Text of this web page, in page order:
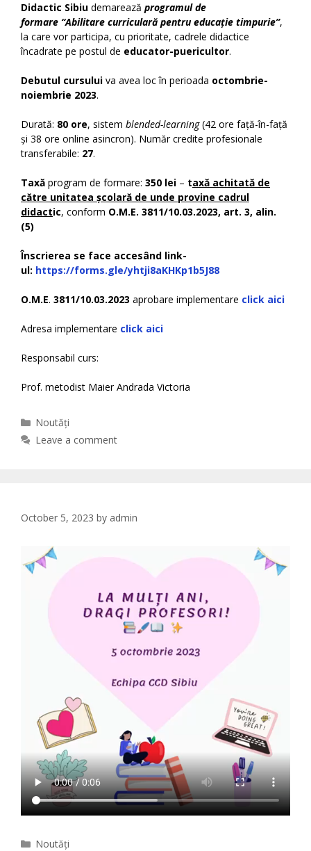
Didactic Sibiu demarează programul de
formare “Abilitare curriculară pentru educație timpurie”,
la care vor participa, cu prioritate, cadrele didactice
încadrate pe postul de educator-puericultor.
Debutul cursului va avea loc în perioada octombrie-
noiembrie 2023.
Durată: 80 ore, sistem blended-learning(42 ore față-în-față
și 38 ore online asincron). Număr credite profesionale
transferabile: 27.
Taxă program de formare: 350 lei – taxă achitată de
către unitatea școlară de unde provine cadrul
didactic, conform O.M.E. 3811/10.03.2023, art. 3, alin.
(5)
Înscrierea se face accesând link-
ul: https://forms.gle/yhtji8aKHKp1b5J88
O.M.E. 3811/10.03.2023 aprobare implementare click aici
Adresa implementare click aici
Responsabil curs:
Prof. metodist Maier Andrada Victoria
Categories
Noutăți
Leave a comment
October 5, 2023 by admin
Categories
Noutăți